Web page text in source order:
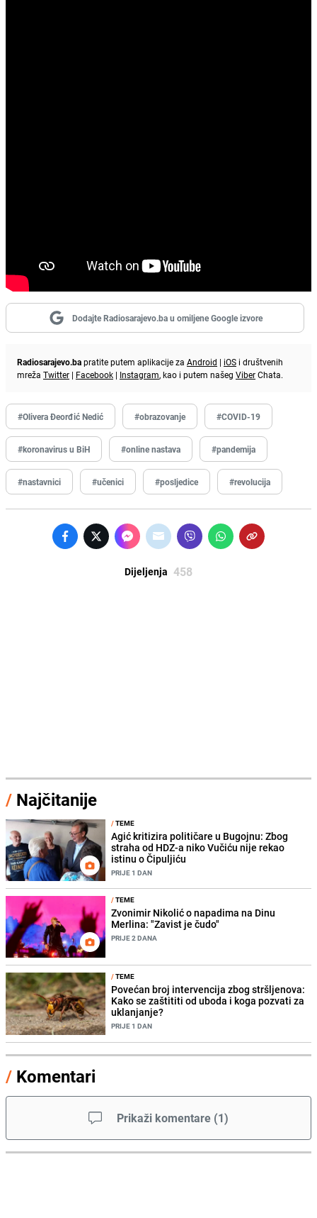
Dodajte Radiosarajevo.ba u omiljene Google izvore
Radiosarajevo.bapratite putem aplikacije za Android | iOS i društvenih
mreža Twitter | Facebook | Instagram, kao i putem našeg ViberChata.
#Olivera Đeorđić Nedić #obrazovanje #COVID-19
#koronavirus u BiH #online nastava #pandemija
#nastavnici #učenici #posljedice #revolucija
Dijeljenja 458
/ Najčitanije
/TEME
Agić kritizira političare u Bugojnu: Zbog
straha od HDZ-a niko Vučiću nije rekao
istinu o Čipuljiću
PRIJE 1 DAN
/TEME
Zvonimir Nikolić o napadima na Dinu
Merlina: "Zavist je čudo"
PRIJE 2 DANA
/TEME
Povećan broj intervencija zbog stršljenova:
Kako se zaštititi od uboda i koga pozvati za
uklanjanje?
PRIJE 1 DAN
/ Komentari
Prikaži komentare (1)